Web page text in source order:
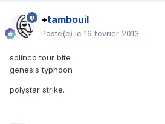
+tambouil
Posté(e) le 16 février 2013
solinco tour bite
genesis typhoon
polystar strike.